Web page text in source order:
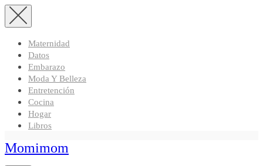
Maternidad
Datos
Embarazo
Moda Y Belleza
Entretención
Cocina
Hogar
Libros
Momimom